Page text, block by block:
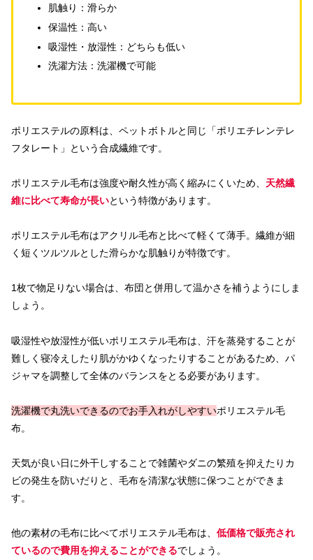
肌触り：滑らか
保温性：高い
吸湿性・放湿性：どちらも低い
洗濯方法：洗濯機で可能
ポリエステルの原料は、ペットボトルと同じ「ポリエチレンテレ
フタレート」という合成繊維です。
ポリエステル毛布は強度や耐久性が高く縮みにくいため、 天然繊
維に比べて寿命が長いという特徴があります。
ポリエステル毛布はアクリル毛布と比べて軽くて薄手。繊維が細
く短くツルツルとした滑らかな肌触りが特徴です。
1枚で物足りない場合は、布団と併用して温かさを補うようにしま
しょう。
吸湿性や放湿性が低いポリエステル毛布は、汗を蒸発することが
難しく寝冷えしたり肌がかゆくなったりすることがあるため、パ
ジャマを調整して全体のバランスをとる必要があります。
洗濯機で丸洗いできるのでお手入れがしやすいポリエステル毛
布。
天気が良い日に外干しすることで雑菌やダニの繁殖を抑えたりカ
ビの発生を防いだりと、毛布を清潔な状態に保つことができま
す。
他の素材の毛布に比べてポリエステル毛布は、 低価格で販売され
ているので費用を抑えることができるでしょう。